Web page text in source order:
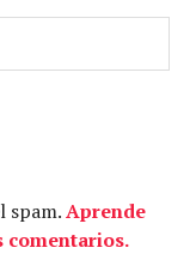
spam.Aprende
comentarios.